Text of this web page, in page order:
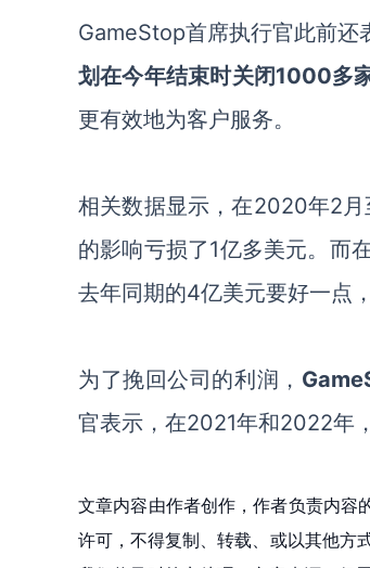
GameStop首席执行官此前还
划在今年结束时关闭1000多
更有效地为客户服务。
相关数据显示，在2020年2月
的影响亏损了1亿多美元。而
去年同期的4亿美元要好一点
为了挽回公司的利润，
官表示，在2021年和2022年
文章内容由作者创作，作者负责内容
许可，不得复制、转载、或以其他方